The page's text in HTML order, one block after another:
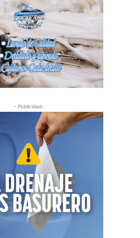
- Publicidad-